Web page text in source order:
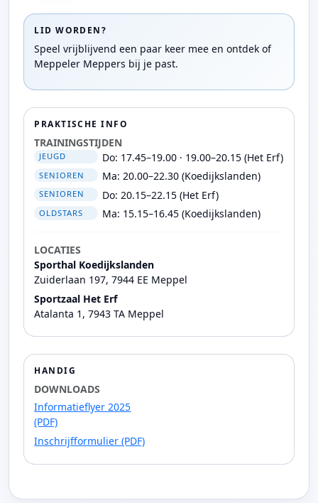
LID WORDEN?
Speel vrijblijvend een paar keer mee en ontdek of
Meppeler Meppers bij je past.
PRAKTISCHE INFO
TRAININGSTIJDEN
JEUGD Do: 17.45–19.00 · 19.00–20.15 (Het Erf)
SENIOREN Ma: 20.00–22.30 (Koedijkslanden)
SENIOREN Do: 20.15–22.15 (Het Erf)
OLDSTARS Ma: 15.15–16.45 (Koedijkslanden)
LOCATIES
Sporthal Koedijkslanden
Zuiderlaan 197, 7944 EE Meppel
Sportzaal Het Erf
Atalanta 1, 7943 TA Meppel
HANDIG
DOWNLOADS
Informatieflyer 2025
(PDF)
Inschrijfformulier (PDF)